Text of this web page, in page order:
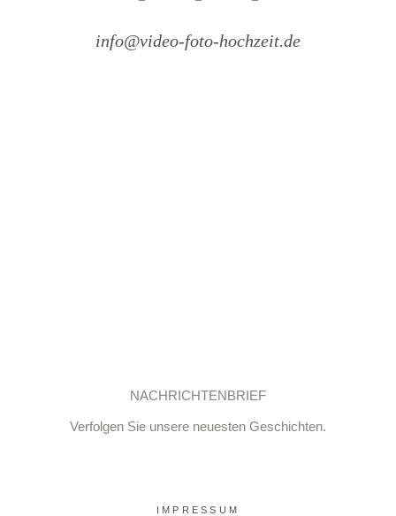
info@video-foto-hochzeit.de
NACHRICHTENBRIEF
Verfolgen Sie unsere neuesten Geschichten.
IMPRESSUM